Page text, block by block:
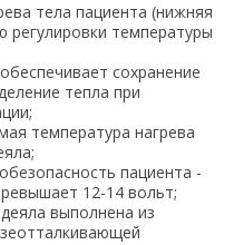
тела пациента (нижняя
температуры
сохранение
тепла при
температура нагрева
пациента -
12-14 вольт;
выполнена из